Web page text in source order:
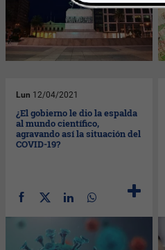
Lun 12/04/2021
¿El gobierno le dio la espalda
al mundo científico,
agravando así la situación del
COVID-19?